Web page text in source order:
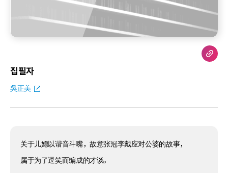
집필자
吳正美
关于儿媳以谐音斗嘴，故意张冠李戴应对公婆的故事，
属于为了逗笑而编成的才谈。